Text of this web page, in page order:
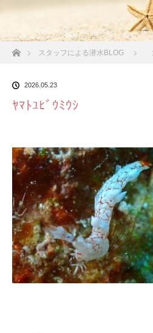
ホームスタッフによる潜水BLOG
2026.05.23
ﾔﾏﾄﾕﾋﾞｳﾐｳｼ